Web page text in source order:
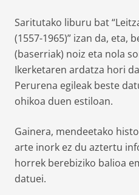
Saritutako liburu bat
(1557-1965)” izan da, eta,
(baserriak) noiz eta nola
Ikerketaren ardatza hori
Perurena egileak beste
ohikoa duen estiloan.
Gainera, mendeetako
arte inork ez du aztertu
horrek berebiziko balioa
datuei.